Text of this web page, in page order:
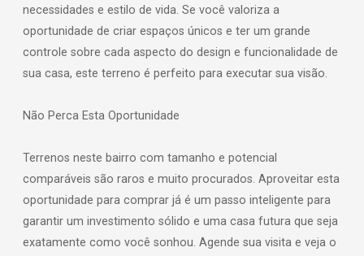
necessidades e estilo de vida. Se você valoriza a
oportunidade de criar espaços únicos e ter um grande
controle sobre cada aspecto do design e funcionalidade de
sua casa, este terreno é perfeito para executar sua visão.
Não Perca Esta Oportunidade
Terrenos neste bairro com tamanho e potencial
comparáveis são raros e muito procurados. Aproveitar esta
oportunidade para comprar já é um passo inteligente para
garantir um investimento sólido e uma casa futura que seja
exatamente como você sonhou. Agende sua visita e veja o